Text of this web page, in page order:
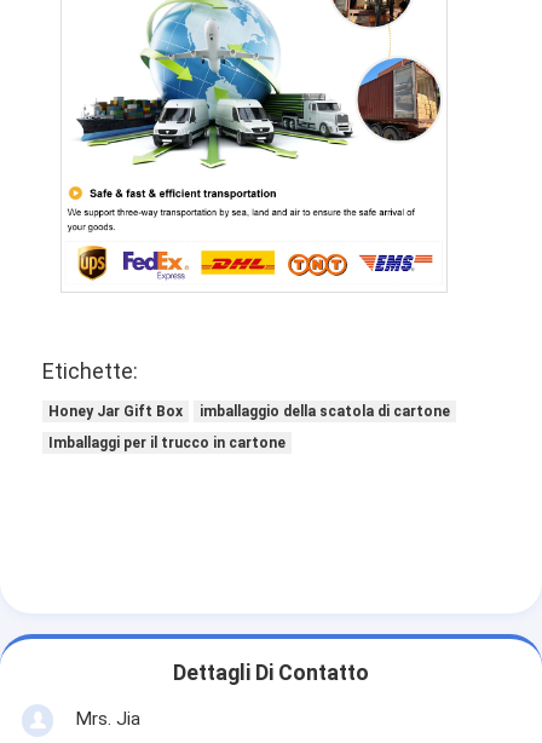
Etichette:
Honey Jar Gift Box
imballaggio della scatola di cartone
Imballaggi per il trucco in cartone
Dettagli Di Contatto
Mrs. Jia